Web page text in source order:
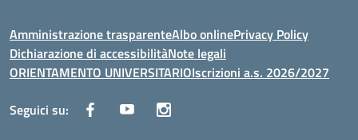
Amministrazione trasparenteAlbo onlinePrivacy Policy
Dichiarazione di accessibilitàNote legali
ORIENTAMENTO UNIVERSITARIOIscrizioni a.s. 2026/2027
Seguici su: